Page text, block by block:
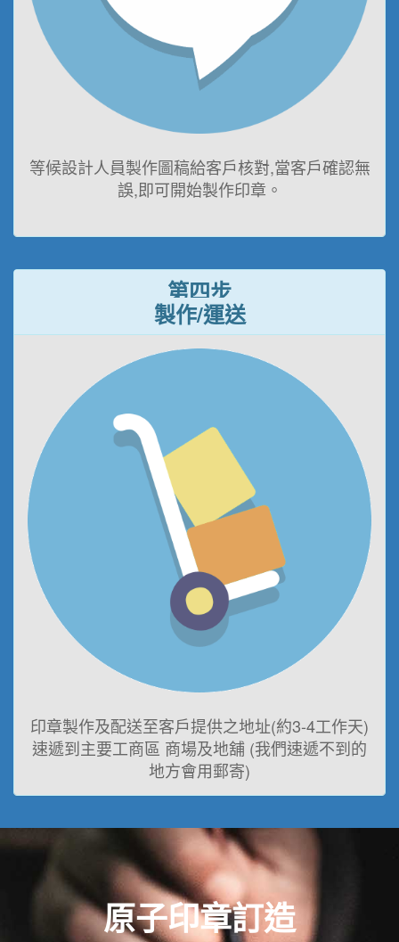
等候設計人員製作圖稿給客戶核對,當客戶確認無
誤,即可開始製作印章。
第四步
製作/運送
印章製作及配送至客戶提供之地址(約3-4工作天)
速遞到主要工商區 商場及地舖 (我們速遞不到的
地方會用郵寄)
原子印章訂造